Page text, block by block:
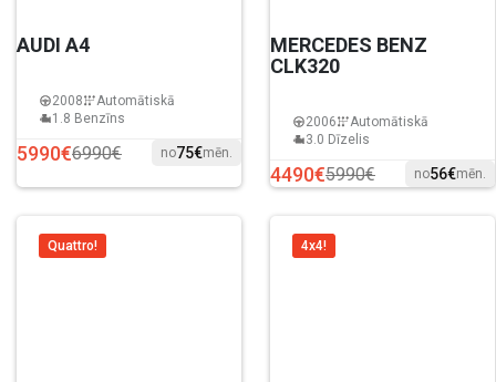
AUDI A4
2008
Automātiskā
1.8 Benzīns
5990€6990€ no75€mēn.
MERCEDES BENZ
CLK320
2006
Automātiskā
3.0 Dīzelis
4490€5990€ no56€mēn.
Quattro! 4x4!